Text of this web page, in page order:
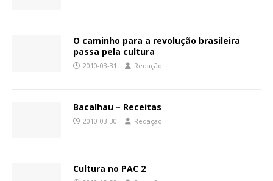
O caminho para a revolução brasileira
passa pela cultura
2010-03-31 Redação
Bacalhau – Receitas
2010-03-30 Redação
Cultura no PAC 2